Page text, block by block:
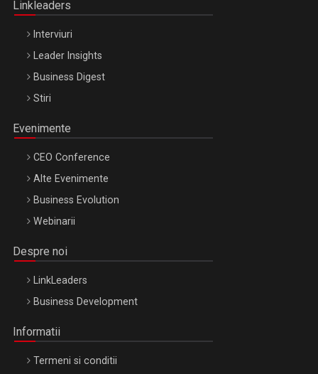
Linkleaders
Interviuri
Leader Insights
Business Digest
Stiri
Evenimente
CEO Conference
Alte Evenimente
Business Evolution
Webinarii
Despre noi
LinkLeaders
Business Development
Informatii
Termeni si conditii